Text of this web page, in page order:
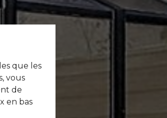
que les
vous
de
en bas